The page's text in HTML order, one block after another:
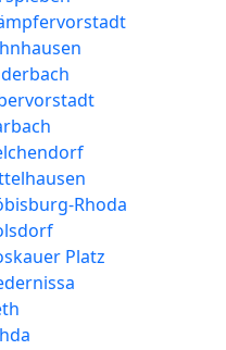
Rhoda
Platz